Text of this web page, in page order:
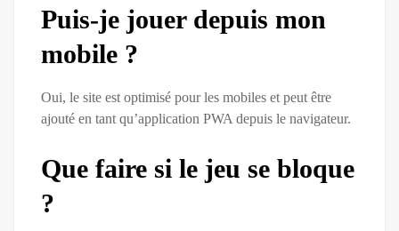
Puis-je jouer depuis mon
mobile ?
Oui, le site est optimisé pour les mobiles et peut être
ajouté en tant qu’application PWA depuis le navigateur.
Que faire si le jeu se bloque
?